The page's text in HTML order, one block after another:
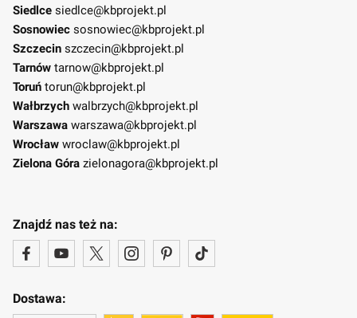
Siedlce siedlce@kbprojekt.pl
Sosnowiec sosnowiec@kbprojekt.pl
Szczecin szczecin@kbprojekt.pl
Tarnów tarnow@kbprojekt.pl
Toruń torun@kbprojekt.pl
Wałbrzych walbrzych@kbprojekt.pl
Warszawa warszawa@kbprojekt.pl
Wrocław wroclaw@kbprojekt.pl
Zielona Góra zielonagora@kbprojekt.pl
Znajdź nas też na:
Dostawa: